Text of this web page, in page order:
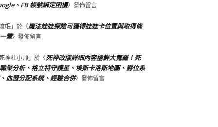
、FB 帳號綁定困擾〉發佈留言
氓」於〈魔法娃娃探險可獲得娃娃卡位置與取得條
覽〉發佈留言
神杜小帅 」於〈死神改版詳細內容搶鮮大蒐羅！死
業分析、格立特守護星、埃斯卡洛斯地圖、爵位系
血盟分配系統、經驗合併〉發佈留言